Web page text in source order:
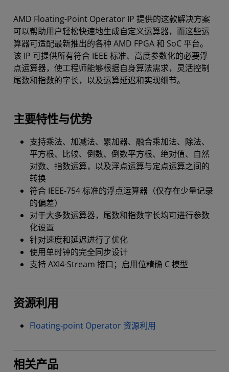
AMD Floating-Point Operator IP 提供的这款解决方案
可以帮助用户轻松快速地生成自定义运算器，而这些运
算器可适配最新推出的各种 AMD FPGA 和 SoC 平台。
该 IP 可提供所有符合 IEEE 标准、高度参数化的必要浮
点运算器，使工程师能够根据自身算法需求，灵活控制
尾数和指数的字长，以及运算延迟和实现细节。
主要特性与优势
支持乘法、加减法、累加器、融合乘加法、除法、
平方根、比较、倒数、倒数平方根、绝对值、自然
对数、指数运算，以及浮点运算与定点运算之间的
转换
符合 IEEE-754 标准的浮点运算器（仅存在少量记录
的偏差）
对于大多数运算器，尾数和指数字长均可进行参数
化设置
针对速度和延迟进行了优化
使用单时钟的完全同步设计
支持 AXI4-Stream 接口；启用位精确 C 模型
资源利用
Floating-point Operator 资源利用
相关产品